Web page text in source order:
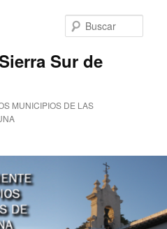
Sur de
MUNICIPIOS DE LAS